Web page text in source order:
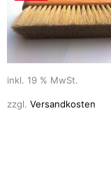
inkl. 19 % MwSt.
zzgl. Versandkosten